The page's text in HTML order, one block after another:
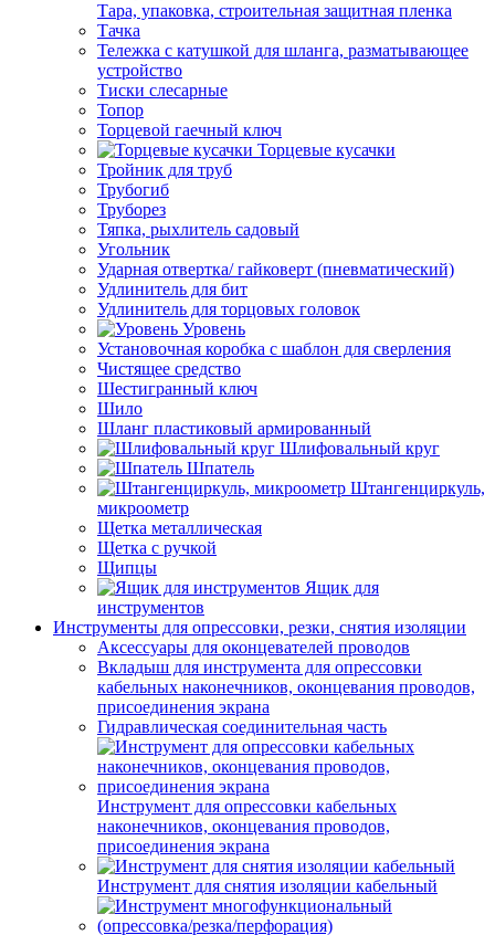
Тара, упаковка, строительная защитная пленка
Тачка
Тележка с катушкой для шланга, разматывающее
устройство
Тиски слесарные
Топор
Торцевой гаечный ключ
Торцевые кусачки
Тройник для труб
Трубогиб
Труборез
Тяпка, рыхлитель садовый
Угольник
Ударная отвертка/ гайковерт (пневматический)
Удлинитель для бит
Удлинитель для торцовых головок
Уровень
Установочная коробка с шаблон для сверления
Чистящее средство
Шестигранный ключ
Шило
Шланг пластиковый армированный
Шлифовальный круг
Шпатель
Штангенциркуль,
микроометр
Щетка металлическая
Щетка с ручкой
Щипцы
Ящик для
инструментов
Инструменты для опрессовки, резки, снятия изоляции
Аксессуары для оконцевателей проводов
Вкладыш для инструмента для опрессовки
кабельных наконечников, оконцевания проводов,
присоединения экрана
Гидравлическая соединительная часть
Инструмент для опрессовки кабельных
наконечников, оконцевания проводов,
присоединения экрана
Инструмент для снятия изоляции кабельный